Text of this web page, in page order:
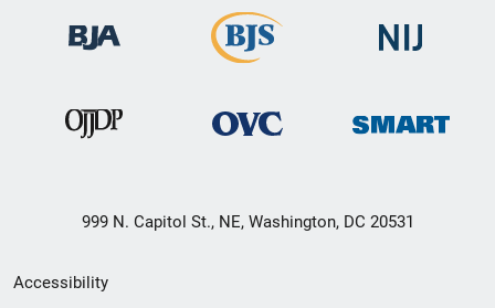
999 N. Capitol St., NE, Washington, DC 20531
Secondary
Accessibility